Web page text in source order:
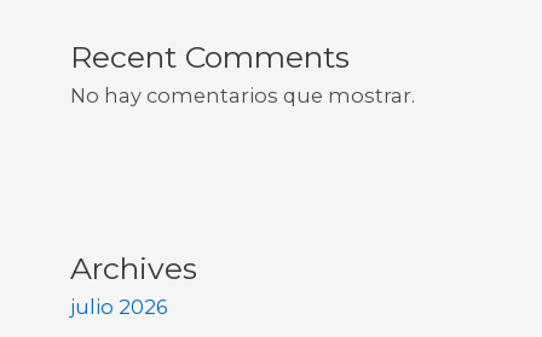
Recent Comments
No hay comentarios que mostrar.
Archives
julio 2026